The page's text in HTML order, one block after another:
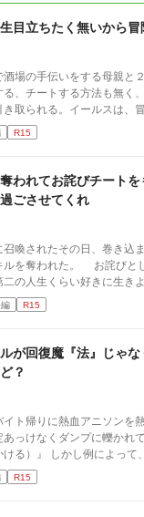
目立ちたく無いから
酒場の手伝いをする母親と
る、チートする方法も無く
き取られる。イールスは、
の才能を惜しんでいる
R15
われてお詫びチート
ごさせてくれ
喚されたその日、巻き込
お詫びとしてチートスキルを授かっ
二の人生くらい好きに生き
場末の酒場だ。 なぜか客は男ばかりだが、
者や恐妻家の肉屋たちと
由だけは、さっぱりわからない。
な依頼が舞い込んできた――。 他サ
R15
が回復魔『法』じゃ
？
イト帰りに熱血アニソンを
けなくダンプに轢かれて死んだ 『壽
、彼の求める異世界への扉
ラの陰謀（という名の嫌が
異端な「回復魔王」となって……
R15